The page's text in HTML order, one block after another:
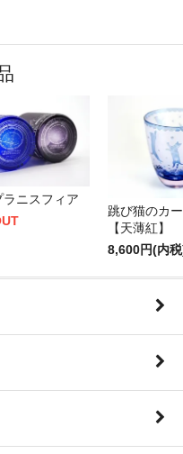
ラニスフィア
跳び猫のカ
【天薄紅】
8,600円(内